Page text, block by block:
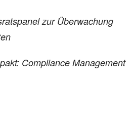
zur Überwachung
Compliance Management